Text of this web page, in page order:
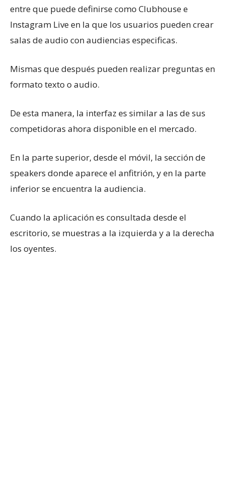
entre que puede definirse como Clubhouse e
Instagram Live en la que los usuarios pueden crear
salas de audio con audiencias especificas.
Mismas que después pueden realizar preguntas en
formato texto o audio.
De esta manera, la interfaz es similar a las de sus
competidoras ahora disponible en el mercado.
En la parte superior, desde el móvil, la sección de
speakers donde aparece el anfitrión, y en la parte
inferior se encuentra la audiencia.
Cuando la aplicación es consultada desde el
escritorio, se muestras a la izquierda y a la derecha
los oyentes.